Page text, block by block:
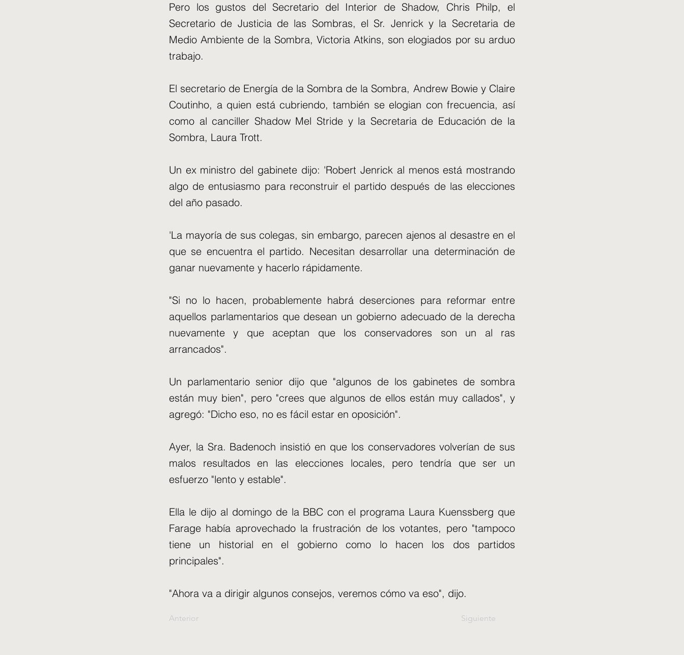
Pero los gustos del Secretario del Interior de Shadow, Chris Philp, el
Secretario de Justicia de las Sombras, el Sr. Jenrick y la Secretaria de
Medio Ambiente de la Sombra, Victoria Atkins, son elogiados por su arduo
trabajo.
El secretario de Energía de la Sombra de la Sombra, Andrew Bowie y Claire
Coutinho, a quien está cubriendo, también se elogian con frecuencia, así
como al canciller Shadow Mel Stride y la Secretaria de Educación de la
Sombra, Laura Trott.
Un ex ministro del gabinete dijo: 'Robert Jenrick al menos está mostrando
algo de entusiasmo para reconstruir el partido después de las elecciones
del año pasado.
'La mayoría de sus colegas, sin embargo, parecen ajenos al desastre en el
que se encuentra el partido. Necesitan desarrollar una determinación de
ganar nuevamente y hacerlo rápidamente.
"Si no lo hacen, probablemente habrá deserciones para reformar entre
aquellos parlamentarios que desean un gobierno adecuado de la derecha
nuevamente y que aceptan que los conservadores son un al ras
arrancados".
Un parlamentario senior dijo que "algunos de los gabinetes de sombra
están muy bien", pero "crees que algunos de ellos están muy callados", y
agregó: "Dicho eso, no es fácil estar en oposición".
Ayer, la Sra. Badenoch insistió en que los conservadores volverían de sus
malos resultados en las elecciones locales, pero tendría que ser un
esfuerzo "lento y estable".
Ella le dijo al domingo de la BBC con el programa Laura Kuenssberg que
Farage había aprovechado la frustración de los votantes, pero "tampoco
tiene un historial en el gobierno como lo hacen los dos partidos
principales".
"Ahora va a dirigir algunos consejos, veremos cómo va eso", dijo.
Anterior Siguiente